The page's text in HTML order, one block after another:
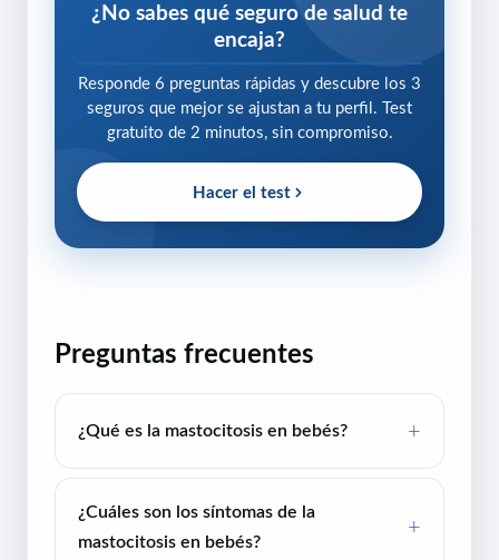
¿No sabes qué seguro de salud te
encaja?
Responde 6 preguntas rápidas y descubre los 3
seguros que mejor se ajustan a tu perfil. Test
gratuito de 2 minutos, sin compromiso.
Hacer el test
Preguntas frecuentes
¿Qué es la mastocitosis en bebés?
¿Cuáles son los síntomas de la
mastocitosis en bebés?